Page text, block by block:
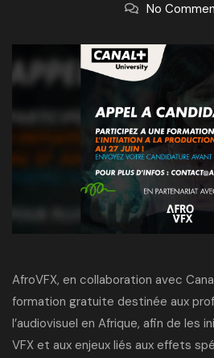
No
AfroVFX, en collaboration avec
formation gratuite destinée aux
l’audiovisuel en Afrique, afin de les
VFX et aux enjeux liés aux effets